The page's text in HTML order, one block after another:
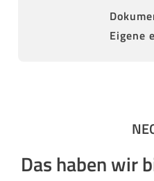
Eigene
Das haben wir